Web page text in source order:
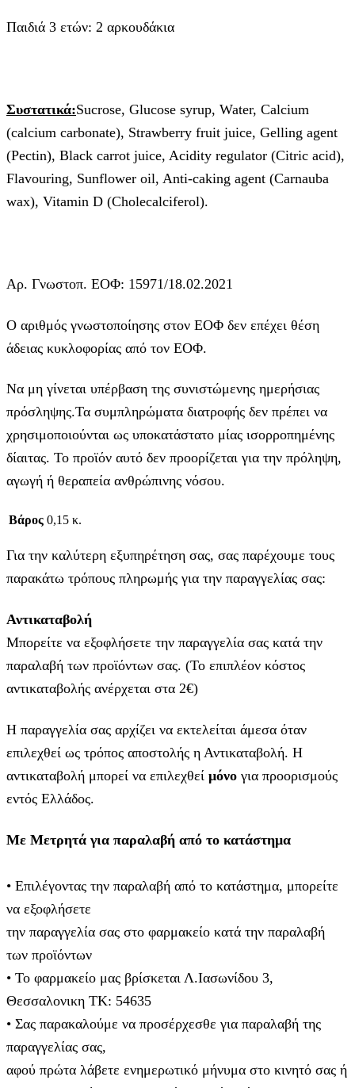
Παιδιά 3 ετών: 2 αρκουδάκια
Συστατικά:Sucrose, Glucose syrup, Water, Calcium
(calcium carbonate), Strawberry fruit juice, Gelling agent
(Pectin), Black carrot juice, Acidity regulator (Citric acid),
Flavouring, Sunflower oil, Anti-caking agent (Carnauba
wax), Vitamin D (Cholecalciferol).
Αρ. Γνωστοπ. ΕΟΦ: 15971/18.02.2021
Ο αριθμός γνωστοποίησης στον ΕΟΦ δεν επέχει θέση
άδειας κυκλοφορίας από τον ΕΟΦ.
Να μη γίνεται υπέρβαση της συνιστώμενης ημερήσιας
πρόσληψης.Τα συμπληρώματα διατροφής δεν πρέπει να
χρησιμοποιούνται ως υποκατάστατο μίας ισορροπημένης
δίαιτας. Το προϊόν αυτό δεν προορίζεται για την πρόληψη,
αγωγή ή θεραπεία ανθρώπινης νόσου.
Βάρος 0,15 κ.
Για την καλύτερη εξυπηρέτηση σας, σας παρέχουμε τους
παρακάτω τρόπους πληρωμής για την παραγγελίας σας:
Αντικαταβολή
Μπορείτε να εξοφλήσετε την παραγγελία σας κατά την
παραλαβή των προϊόντων σας. (Το επιπλέον κόστος
αντικαταβολής ανέρχεται στα 2€)
Η παραγγελία σας αρχίζει να εκτελείται άμεσα όταν
επιλεχθεί ως τρόπος αποστολής η Αντικαταβολή. Η
αντικαταβολή μπορεί να επιλεχθεί μόνο για προορισμούς
εντός Ελλάδος.
Με Μετρητά για παραλαβή από το κατάστημα
• Επιλέγοντας την παραλαβή από το κατάστημα, μπορείτε
να εξοφλήσετε
την παραγγελία σας στο φαρμακείο κατά την παραλαβή
των προϊόντων
• Το φαρμακείο μας βρίσκεται Λ.Ιασωνίδου 3,
Θεσσαλονικη ΤΚ: 54635
• Σας παρακαλούμε να προσέρχεσθε για παραλαβή της
παραγγελίας σας,
αφού πρώτα λάβετε ενημερωτικό μήνυμα στο κινητό σας ή